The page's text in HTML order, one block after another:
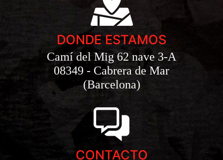
DONDE ESTAMOS
Camí del Mig 62 nave 3-A
08349 - Cabrera de Mar
(Barcelona)
CONTACTO